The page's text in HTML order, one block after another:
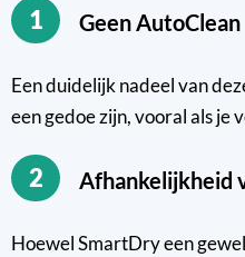
1 Geen AutoClean
Een duidelijk nadeel van
een gedoe zijn, vooral als je
2
Hoewel SmartDry een